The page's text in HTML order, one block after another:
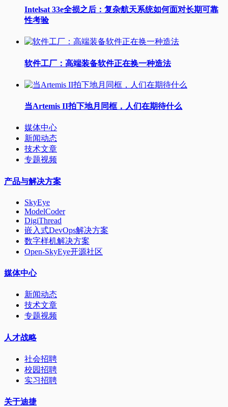
Intelsat 33e全损之后：复杂航天系统如何面对长期可靠
性考验
软件工厂：高端装备软件正在换一种造法
当Artemis II拍下地月同框，人们在期待什么
媒体中心
新闻动态
技术文章
专题视频
产品与解决方案
SkyEye
ModelCoder
DigiThread
嵌入式DevOps解决方案
数字样机解决方案
Open-SkyEye开源社区
媒体中心
新闻动态
技术文章
专题视频
人才战略
社会招聘
校园招聘
实习招聘
关于迪捷